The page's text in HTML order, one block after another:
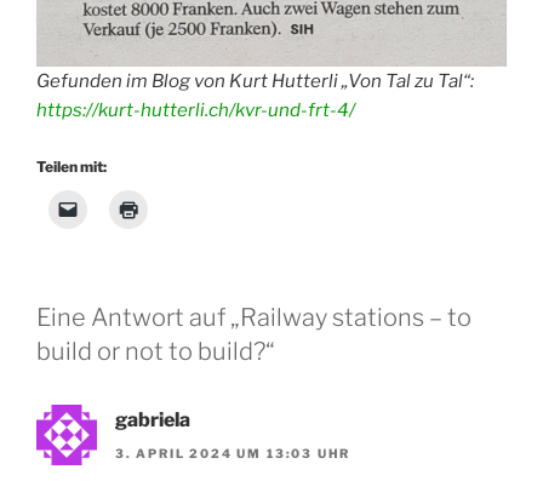
Gefunden im Blog von Kurt Hutterli „Von Tal zu Tal“:
https://kurt-hutterli.ch/kvr-und-frt-4/
Teilen mit:
Eine Antwort auf „Railway stations – to
build or not to build?“
gabriela
3. APRIL 2024 UM 13:03 UHR